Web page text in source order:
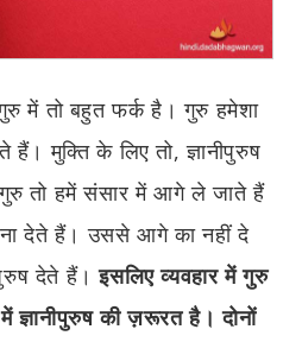
में तो बहुत फर्क है। गुरु हमेशा
हैं। मुक्ति के लिए तो, ज्ञानीपुरुष
गुरु तो हमें संसार में आगे ले जाते हैं
देते हैं। उससे आगे का नहीं दे
देते हैं। इसलिए व्यवहार में गुरु
की ज़रूरत है। दोनों